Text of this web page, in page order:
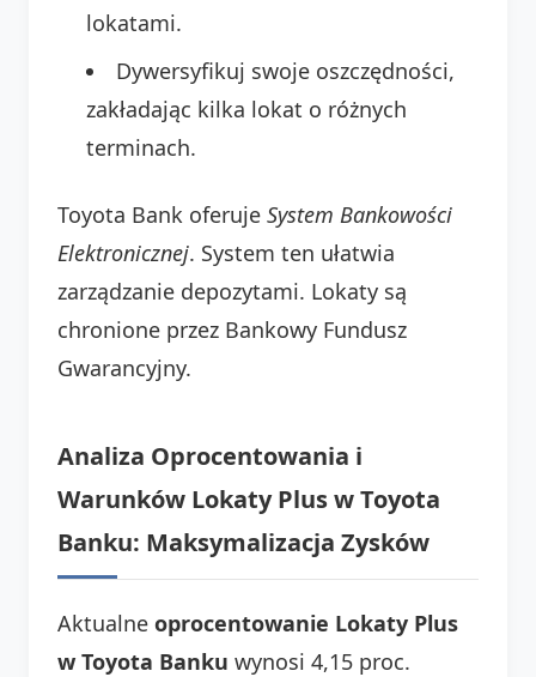
lokatami.
Dywersyfikuj swoje oszczędności,
zakładając kilka lokat o różnych
terminach.
Toyota Bank oferuje System Bankowości
Elektronicznej. System ten ułatwia
zarządzanie depozytami. Lokaty są
chronione przez Bankowy Fundusz
Gwarancyjny.
Analiza Oprocentowania i
Warunków Lokaty Plus w Toyota
Banku: Maksymalizacja Zysków
Aktualne oprocentowanie Lokaty Plus
w Toyota Banku wynosi 4,15 proc.